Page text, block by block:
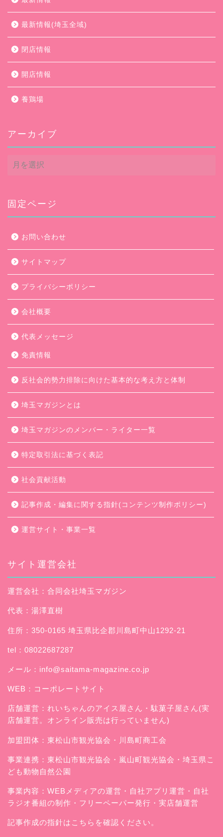
最新情報(埼玉全域)
閉店情報
開店情報
養鶏場
アーカイブ
ア
ー
ブ
固定ページ
お問い合わせ
サイトマップ
プライバシーポリシー
会社概要
代表メッセージ
免責情報
反社会的勢力排除に向けた基本的な考え方と体制
埼玉マガジンとは
埼玉マガジンのメンバー・ライター一覧
特定取引法に基づく表記
社会貢献活動
記事作成・編集に関する指針(コンテンツ制作ポリシー)
運営サイト・事業一覧
サイト運営会社
運営会社：合同会社埼玉マガジン
代表：湯澤直樹
住所：350-0165 埼玉県比企郡川島町中山1292-21
tel：08022687287
メール： info@saitama-magazine.co.jp
WEB： コーポレートサイト
店舗運営： れいちゃんのアイス屋さん ・駄菓子屋さん(実
店舗運営。オンライン販売は行っていません)
加盟団体：東松山市観光協会・川島町商工会
事業連携：東松山市観光協会・嵐山町観光協会・埼玉県こ
ども動物自然公園
事業内容：WEBメディアの運営・自社アプリ運営・自社
ラジオ番組の制作・フリーペーパー発行・実店舗運営
記事作成の指針はこちらを確認ください。